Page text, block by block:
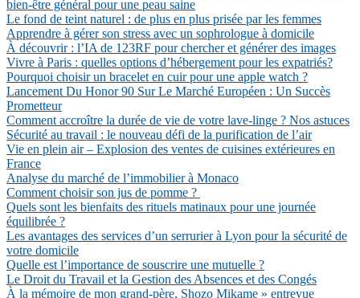
bien-être général pour une peau saine
Le fond de teint naturel : de plus en plus prisée par les femmes
Apprendre à gérer son stress avec un sophrologue à domicile
À découvrir : l’IA de 123RF pour chercher et générer des images
Vivre à Paris : quelles options d’hébergement pour les expatriés?
Pourquoi choisir un bracelet en cuir pour une apple watch ?
Lancement Du Honor 90 Sur Le Marché Européen : Un Succès
Prometteur
Comment accroître la durée de vie de votre lave-linge ? Nos astuces
Sécurité au travail : le nouveau défi de la purification de l’air
Vie en plein air – Explosion des ventes de cuisines extérieures en
France
Analyse du marché de l’immobilier à Monaco
Comment choisir son jus de pomme ?
Quels sont les bienfaits des rituels matinaux pour une journée
équilibrée ?
Les avantages des services d’un serrurier à Lyon pour la sécurité de
votre domicile
Quelle est l’importance de souscrire une mutuelle ?
Le Droit du Travail et la Gestion des Absences et des Congés
À la mémoire de mon grand-père, Shozo Mikame » entrevue